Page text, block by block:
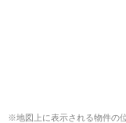
※地図上に表示される物件の